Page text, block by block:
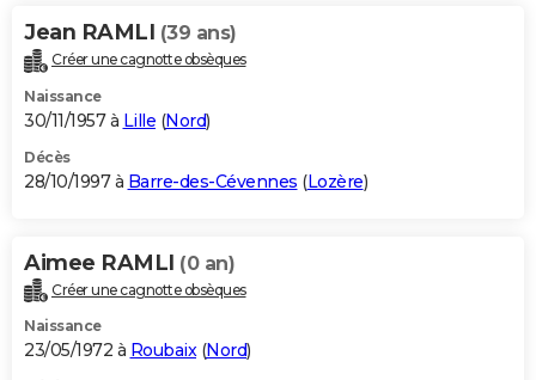
Jean RAMLI (39 ans)
Créer une cagnotte obsèques
Naissance
30/11/1957 à Lille (Nord)
Décès
28/10/1997 à Barre-des-Cévennes (Lozère)
Aimee RAMLI (0 an)
Créer une cagnotte obsèques
Naissance
23/05/1972 à Roubaix(Nord)